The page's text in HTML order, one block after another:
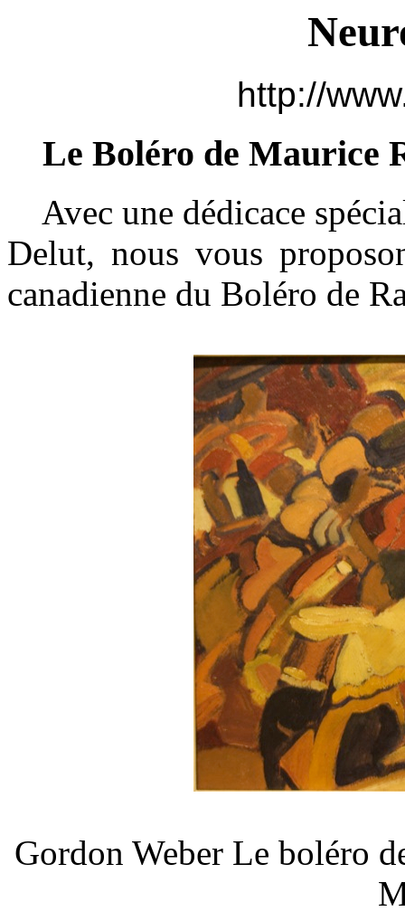
http://
Le Boléro de Maurice
Avec une dédicace
Delut, nous vous
canadienne du Boléro de
Gordon Weber Le boléro